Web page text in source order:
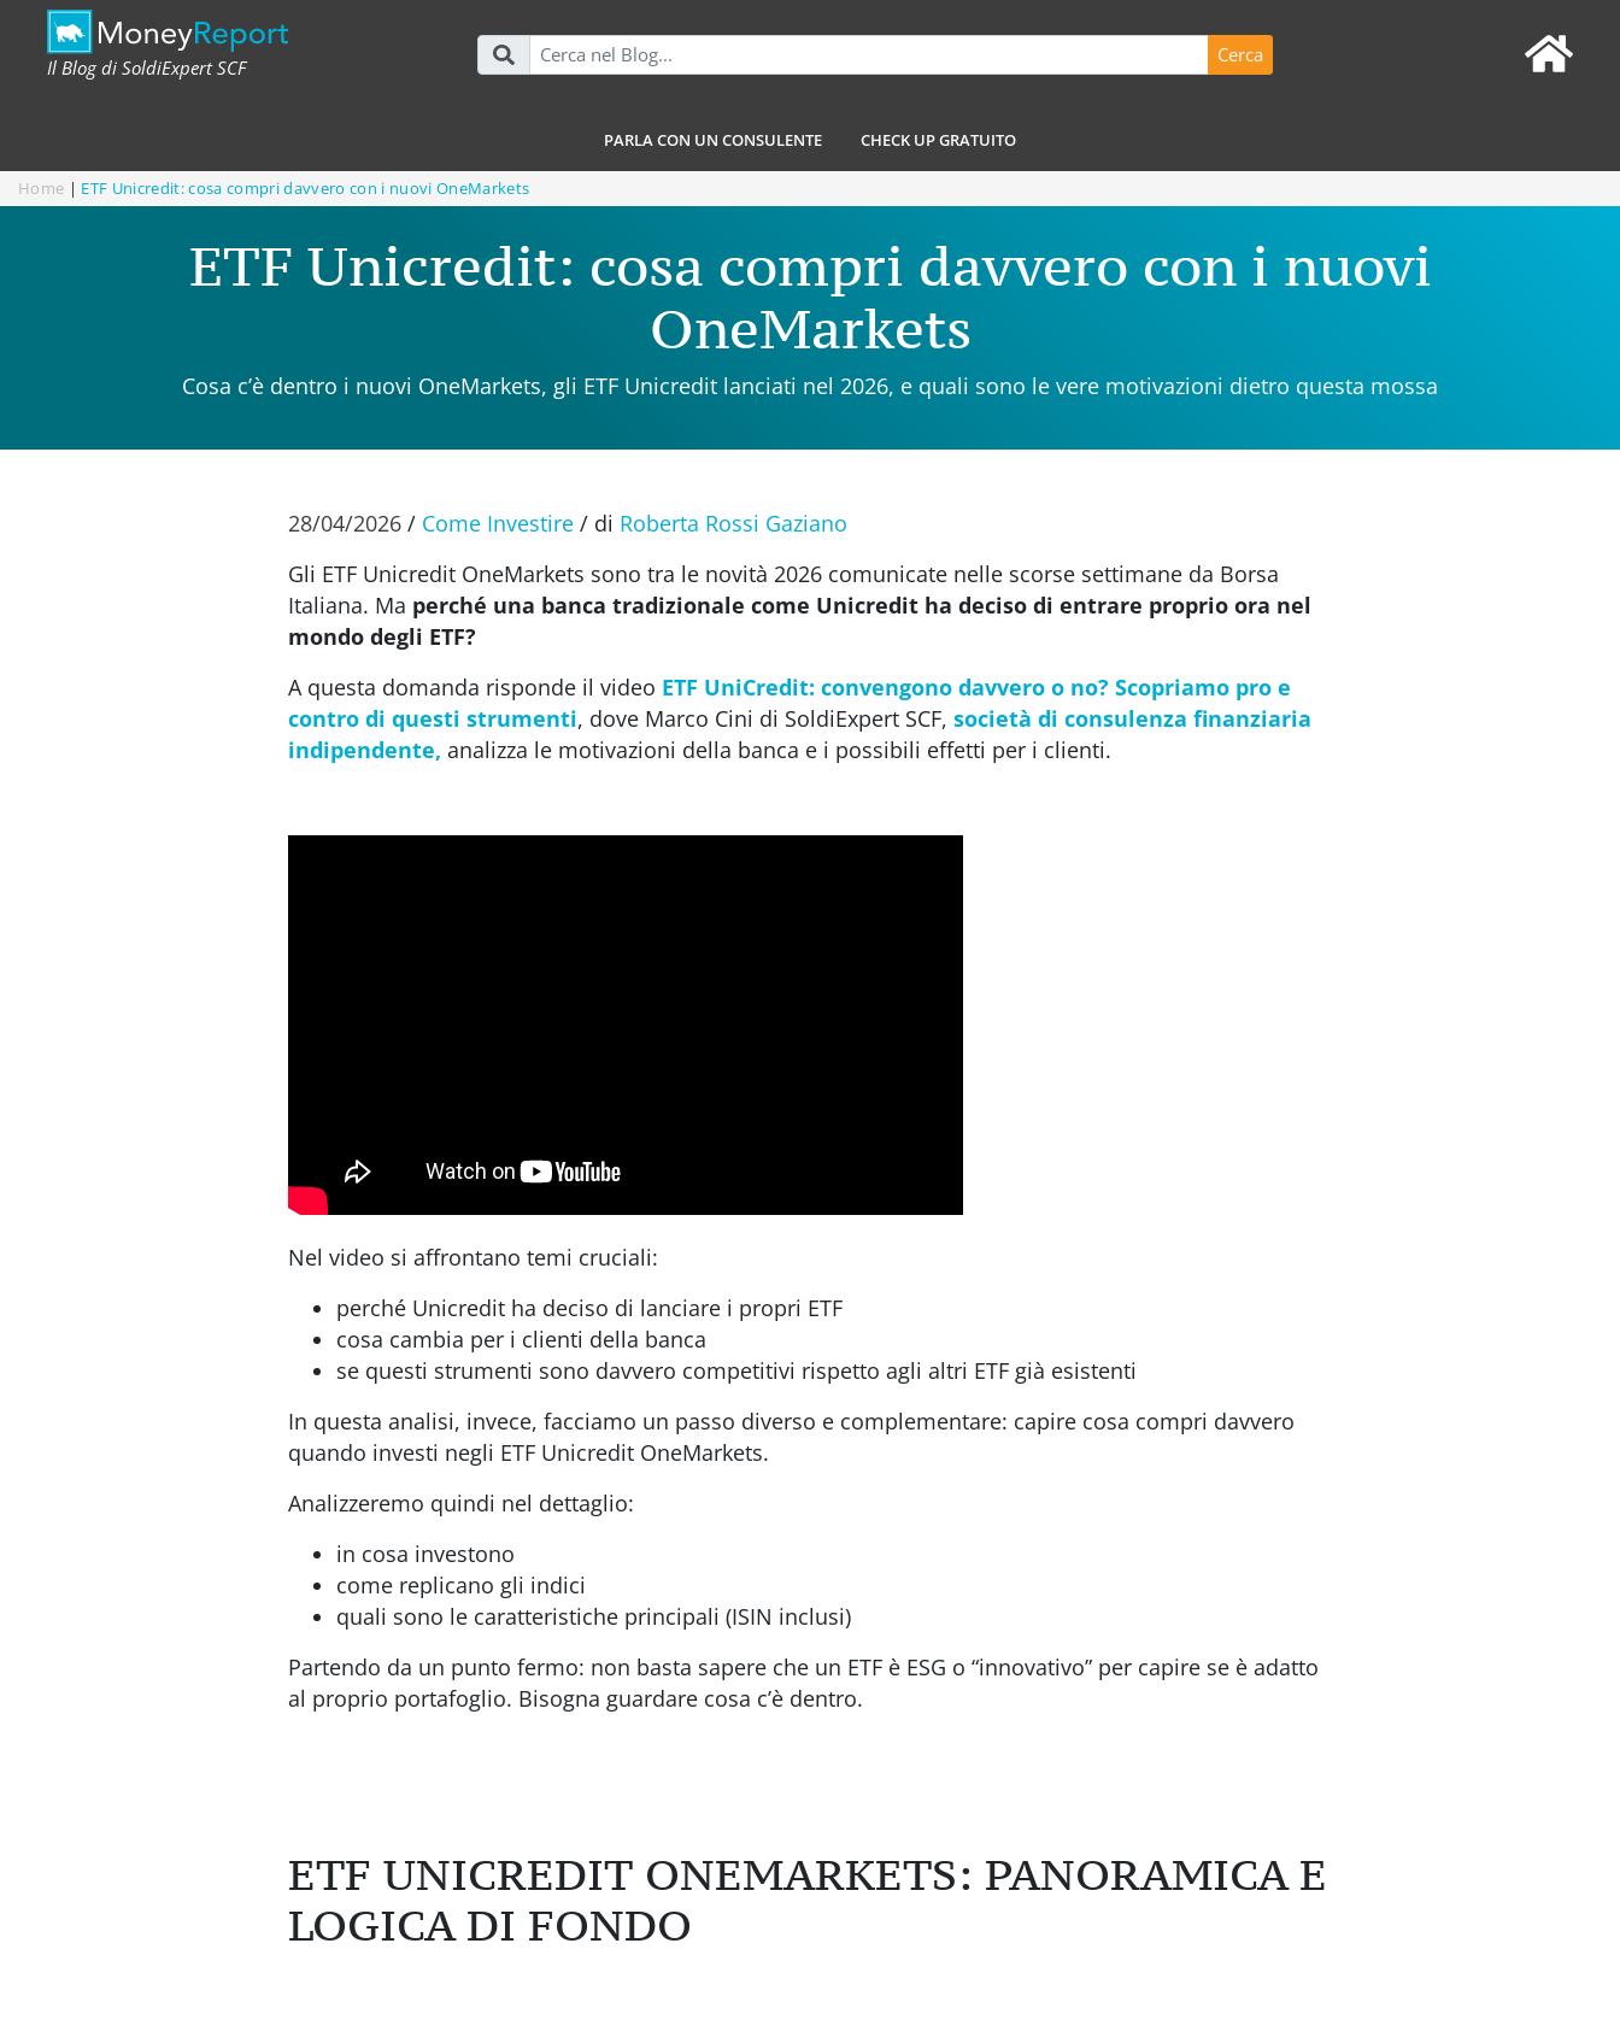
Il Blog di SoldiExpert SCF
PARLA CON UN CONSULENTE CHECK UP GRATUITO
Home | ETF Unicredit: cosa compri davvero con i nuovi OneMarkets
ETF Unicredit: cosa compri davvero con i nuovi
OneMarkets
Cosa c’è dentro i nuovi OneMarkets, gli ETF Unicredit lanciati nel 2026, e quali sono le vere motivazioni dietro questa mossa
28/04/2026 / Come Investire / di Roberta Rossi Gaziano
Gli ETF Unicredit OneMarkets sono tra le novità 2026 comunicate nelle scorse settimane da Borsa
Italiana. Ma perché una banca tradizionale come Unicredit ha deciso di entrare proprio ora nel
mondo degli ETF?
A questa domanda risponde il video ETF UniCredit: convengono davvero o no? Scopriamo pro e
contro di questi strumenti, dove Marco Cini di SoldiExpert SCF, società di consulenza finanziaria
indipendente, analizza le motivazioni della banca e i possibili effetti per i clienti.
Nel video si affrontano temi cruciali:
perché Unicredit ha deciso di lanciare i propri ETF
cosa cambia per i clienti della banca
se questi strumenti sono davvero competitivi rispetto agli altri ETF già esistenti
In questa analisi, invece, facciamo un passo diverso e complementare: capire cosa compri davvero
quando investi negli ETF Unicredit OneMarkets.
Analizzeremo quindi nel dettaglio:
in cosa investono
come replicano gli indici
quali sono le caratteristiche principali (ISIN inclusi)
Partendo da un punto fermo: non basta sapere che un ETF è ESG o “innovativo” per capire se è adatto
al proprio portafoglio. Bisogna guardare cosa c’è dentro.
ETF UNICREDIT ONEMARKETS: PANORAMICA E
LOGICA DI FONDO